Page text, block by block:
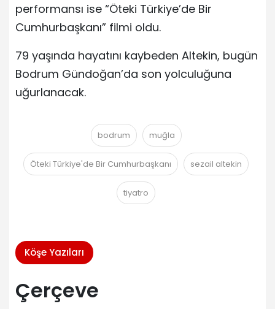
performansı ise “Öteki Türkiye’de Bir
Cumhurbaşkanı” filmi oldu.
79 yaşında hayatını kaybeden Altekin, bugün
Bodrum Gündoğan’da son yolculuğuna
uğurlanacak.
bodrum muğla
Öteki Türkiye'de Bir Cumhurbaşkanı sezail altekin
tiyatro
Köşe Yazıları
Çerçeve